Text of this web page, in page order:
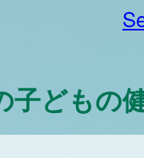
子どもの